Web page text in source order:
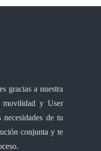
gracias a nuestra
movilidad y User
de tu
conjunta y te